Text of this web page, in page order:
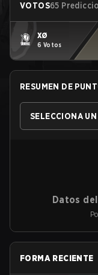
VOTOS65
XØ
6 Votos
RESUMEN DE
SELECCIONA
Datos
FORMA RECIENTE